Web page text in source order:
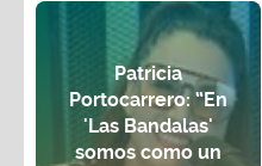
Patricia
Portocarrero: “En
'Las Bandalas'
somos como un